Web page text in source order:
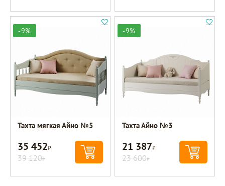
-9%
Тахта мягкая Айно №5
35 452Р
39 120Р
-9%
Тахта Айно №3
21 387Р
23 600Р